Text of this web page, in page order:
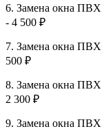
6. Замена окна ПВХ
- 4 500 ₽
7. Замена окна ПВХ
500 ₽
8. Замена окна ПВХ
2 300 ₽
9. Замена окна ПВХ